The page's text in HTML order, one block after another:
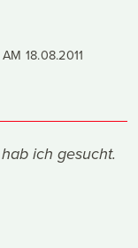
18.08.2011
ich gesucht.